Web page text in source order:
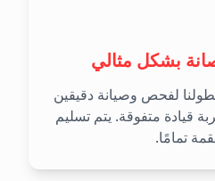
بشكل مثالي
لفحص وصيانة دقيقين
قيادة متفوقة. يتم تسليم
تمامًا.